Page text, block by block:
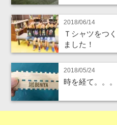
2018/06/14
Ｔシャツをつ
ました！
2018/05/24
時を経て。。。